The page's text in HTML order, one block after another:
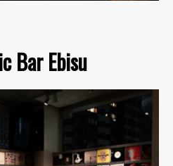
Bar Ebisu